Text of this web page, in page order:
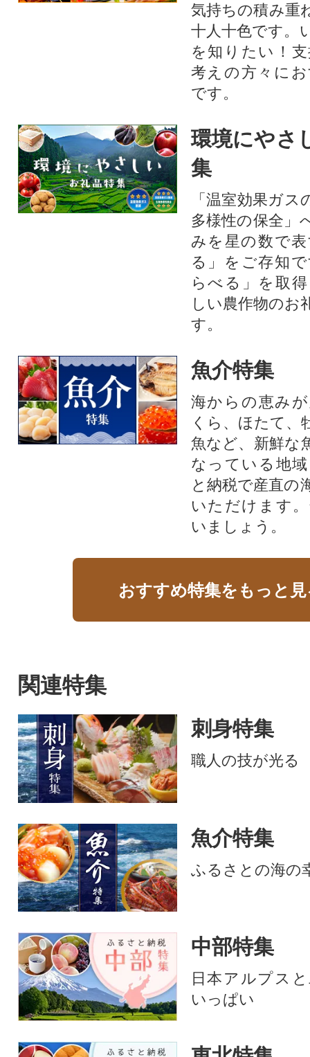
気持ちの積み重
十人十色です。
を知りたい！
考えの方々に
です。
環境にやさ
集
「温室効果ガ
多様性の保全」
みを星の数で
る」をご存知
らべる」を取
しい農作物のお
す。​
魚介特集
海からの恵み
くら、ほたて、
魚など、新鮮な
なっている地
と納税で産直の
いただけます
いましょう。
おすすめ特集をもっと
関連特集
刺身特集
職人の技が光
魚介特集
ふるさとの海の
中部特集
日本アルプス
いっぱい